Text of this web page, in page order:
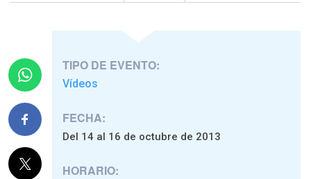
TIPO DE EVENTO:
Vídeos
FECHA:
Del 14 al 16 de octubre de 2013
HORARIO: